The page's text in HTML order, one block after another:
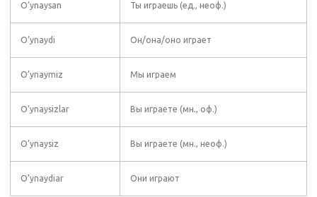
O’ynaysan Ты играешь (ед., неоф.)
O’ynaydi Он/она/оно играет
O’ynaymiz Мы играем
O’ynaysizlar Вы играете (мн., оф.)
O’ynaysiz Вы играете (мн., неоф.)
O’ynaydiar Они играют